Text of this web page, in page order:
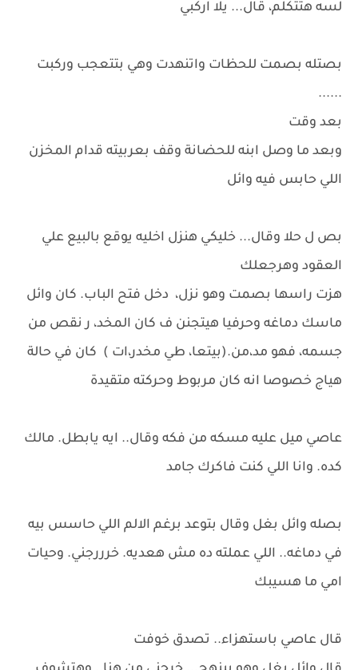
لسه هتتكلم، قال... يلا اركبي
بصتله بصمت للحظات واتنهدت وهي بتتعجب وركبت
......
بعد وقت
وبعد ما وصل ابنه للحضانة وقف بعربيته قدام المخزن
اللي حابس فيه وائل
بص ل حلا وقال... خليكي هنزل اخليه يوقع بالبيع علي
العقود وهرجعلك
هزت راسها بصمت وهو نزل، دخل فتح الباب. كان وائل
ماسك دماغه وحرفيا هيتجنن ف كان المخد، ر نقص من
جسمه، فهو مد،من.(بيتعا، طي مخدر،ات ) كان في حالة
هياج خصوصا انه كان مربوط وحركته متقيدة
عاصي ميل عليه مسكه من فكه وقال.. ايه يابطل. مالك
كده. وانا اللي كنت فاكرك جامد
بصله وائل بغل وقال بتوعد برغم الالم اللي حاسس بيه
في دماغه.. اللي عملته ده مش هعديه. خرررجني. وحيات
امي ما هسيبك
قال عاصي باستهزاء.. تصدق خوفت